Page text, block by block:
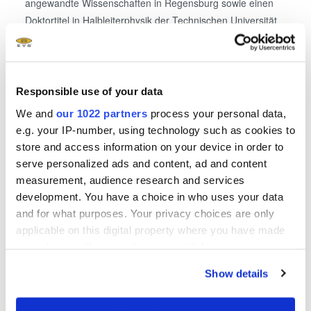
Responsible use of your data
We and our 1022 partners process your personal data,
e.g. your IP-number, using technology such as cookies to
store and access information on your device in order to
serve personalized ads and content, ad and content
measurement, audience research and services
development. You have a choice in who uses your data
and for what purposes. Your privacy choices are only
applicable on this digital property where you have made
Show details
Doktortitel in Halbleiterphysik der Technischen Universität
Wien.
Über EV Group (EVG)
EV Group (EVG) bietet innovative Prozesslösungen und
Know-how zur Umsetzung zukunftsweisender
Halbleiterdesigns und Ansätze zur 3D-Integration von
Mikrochips. Der Leitgedanke bzw. die Vision des
Unternehmens, erster in neuesten Technologien zu sein
und fortschrittlichste Anwendungen der Mikro- und
Nanotechnologie zu unterstützen, ermöglicht den Kunden
Die für die Hochvolumenproduktion ausgelegten Produkte